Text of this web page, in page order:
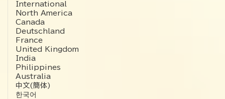
International
North America
Canada
Deutschland
France
United Kingdom
India
Philippines
Australia
中文(簡体)
한국어